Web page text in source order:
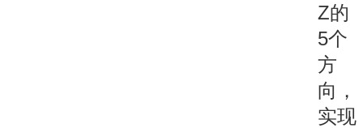
Z的
5个
方
向，
实现